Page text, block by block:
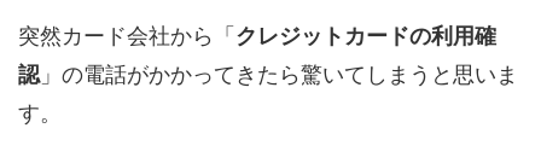
突然カード会社から「 クレジットカードの利用確
認」の電話がかかってきたら驚いてしまうと思いま
す。